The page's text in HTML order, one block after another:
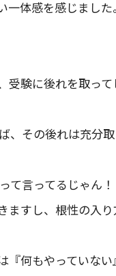
体感を感じました。
験に後れを取っ
その後れは充分取
て言ってるじゃん
すし、根性の入り
『何もやっていな